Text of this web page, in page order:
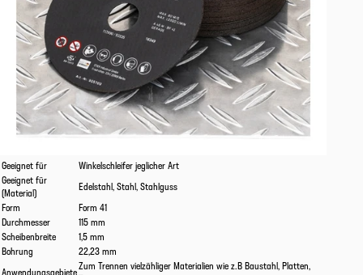
Eigenschaften Werte
Geeignet für
Winkelschleifer jeglicher Art
Geeignet für
(Material)
Edelstahl, Stahl, Stahlguss
Form
Form 41
Durchmesser
115 mm
Scheibenbreite
1,5 mm
Bohrung
22,23 mm
AnwendungsgebieteZum Trennen vielzähliger Materialien wie z.B Baustahl, Platten,